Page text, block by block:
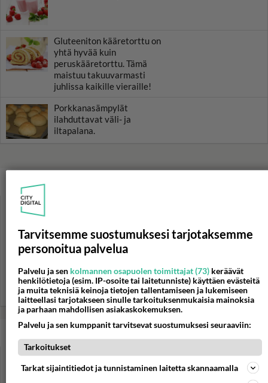
Gluteeniton kääretorttu on
yhtä hyvää kuin
peruskääretorttu. Tämä
maistuu takuuvarmasti
juhlissa kaikille vieraille!
Porkkanasämpylät
ilahduttavat väli- ja
iltapalana.
HOROSKOOPPI
7.8.2026
Valitse oma tähtimerkkisi ja lue päivän horoskooppi!
Tarvitsemme suostumuksesi tarjotaksemme
personoitua palvelua
Palvelu ja sen kolmannen osapuolen toimittajat (73) keräävät
henkilötietoja (esim. IP-osoite tai laitetunniste) käyttäen evästeitä
ja muita teknisiä keinoja tietojen tallentamiseen ja lukemiseen
laitteellasi tarjotakseen sinulle tarkoituksenmukaisia mainoksia
ja parhaan mahdollisen asiakaskokemuksen.
Palvelu ja sen kumppanit tarvitsevat suostumuksesi seuraaviin:
Tarkoitukset
Tarkat sijaintitiedot ja tunnistaminen laitetta skannaamalla